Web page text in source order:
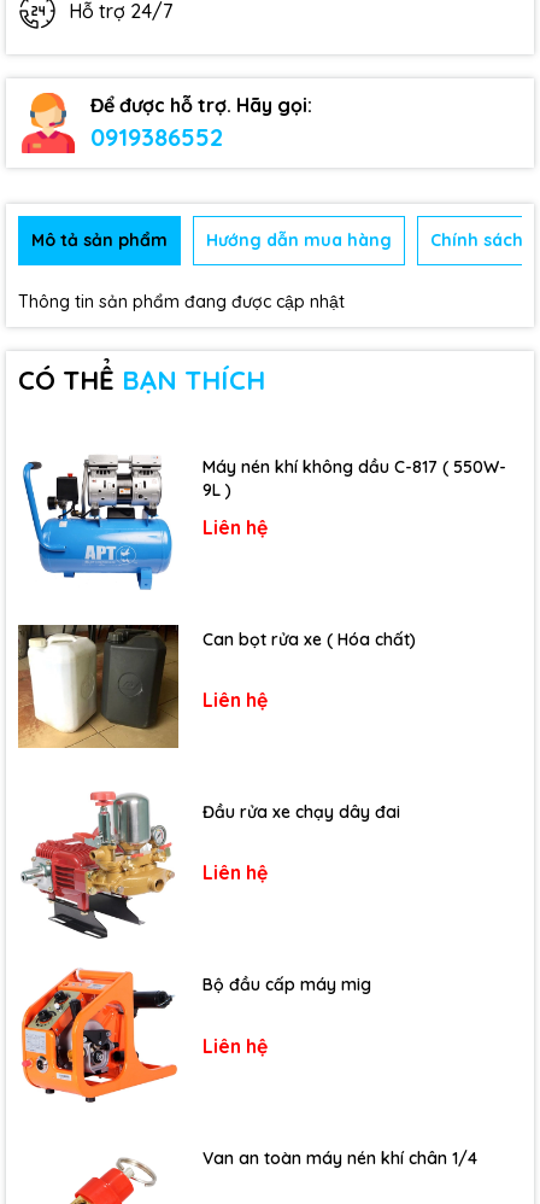
Hỗ trợ 24/7
Để được hỗ trợ. Hãy gọi:
0919386552
Mô tả sản phẩm Hướng dẫn mua hàng Chính sách
Thông tin sản phẩm đang được cập nhật
CÓ THỂ BẠN THÍCH
Máy nén khí không dầu C-817 ( 550W-
9L )
Liên hệ
Can bọt rửa xe ( Hóa chất)
Liên hệ
Đầu rửa xe chạy dây đai
Liên hệ
Bộ đầu cấp máy mig
Liên hệ
Van an toàn máy nén khí chân 1/4